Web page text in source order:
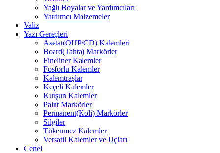
Yağlı Boyalar ve Yardımcıları
Yardımcı Malzemeler
Valiz
Yazı Gereçleri
Asetat(OHP/CD) Kalemleri
Board(Tahta) Markörler
Fineliner Kalemler
Fosforlu Kalemler
Kalemtraşlar
Keçeli Kalemler
Kurşun Kalemler
Paint Markörler
Permanent(Koli) Markörler
Silgiler
Tükenmez Kalemler
Versatil Kalemler ve Uçları
Genel